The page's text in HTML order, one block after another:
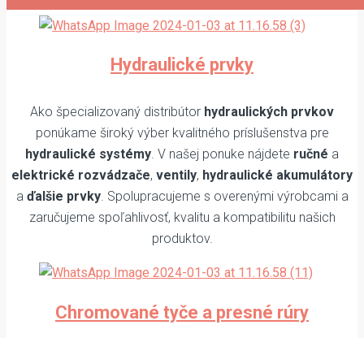
Hydraulické prvky
Ako špecializovaný distribútor hydraulických prvkov
ponúkame široký výber kvalitného príslušenstva pre
hydraulické systémy. V našej ponuke nájdete ručné a
elektrické rozvádzače, ventily, hydraulické akumulátory
a ďalšie prvky. Spolupracujeme s overenými výrobcami a
zaručujeme spoľahlivosť, kvalitu a kompatibilitu našich
produktov.
Chromované tyče a presné rúry